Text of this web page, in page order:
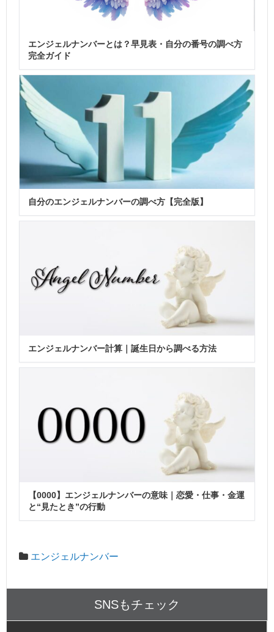
エンジェルナンバーとは？早見表・自分の番号の調べ方
完全ガイド
自分のエンジェルナンバーの調べ方【完全版】
エンジェルナンバー計算｜誕生日から調べる方法
【0000】エンジェルナンバーの意味｜恋愛・仕事・金運
と“見たとき”の行動
エンジェルナンバー
SNSもチェック